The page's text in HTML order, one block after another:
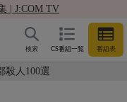
| J:COM TV
CS番組一覧 番組表
検索
殺人100選